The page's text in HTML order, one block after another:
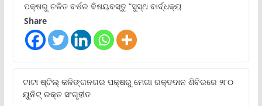
ପକ୍ଷରୁ ଚଳିତ ବର୍ଷର ବିଷୟବସ୍ତୁ “ସୁସ୍ଥ ବାର୍ଦ୍ଧକ୍ୟ
Share
ଟାଟା ଷ୍ଟିଲ୍‌ କଳିଙ୍ଗନଗର ପକ୍ଷରୁ ମେଗା ରକ୍ତଦାନ ଶିବିରରେ ୨୮୦
ୟୁନିଟ୍‌ ରକ୍ତ ସଂଗୃହୀତ